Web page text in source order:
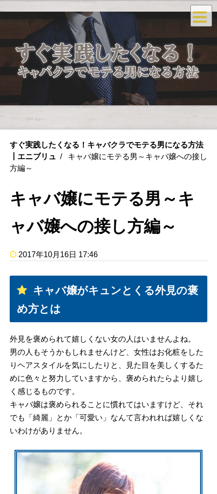
すぐ実践したくなる！キャバクラでモテる男になる方法
┃エニブリュ
キャバ嬢にモテる男～キャバ嬢への接し
方編～
キャバ嬢にモテる男～キ
ャバ嬢への接し方編～
2017年10月16日 17:46
キャバ嬢がキュンとくる外見の褒
め方とは
外見を褒められて嬉しくない女の人はいませんよね。
男の人もそうかもしれませんけど、女性はお化粧をした
りヘアスタイルを気にしたりと、見た目を美しくするた
めに色々と努力していますから、褒められたらより嬉し
く感じるものです。
キャバ嬢は褒められることに慣れてはいますけど、それ
でも「綺麗」とか「可愛い」なんて言われれば嬉しくな
いわけがありません。